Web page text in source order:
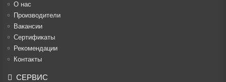
О нас
Производители
Вакансии
Cертификаты
Рекомендации
Контакты
СЕРВИС